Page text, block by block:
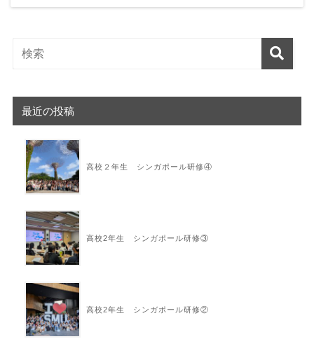
最近の投稿
高校２年生 シンガポール研修④
高校2年生 シンガポール研修③
高校2年生 シンガポール研修②